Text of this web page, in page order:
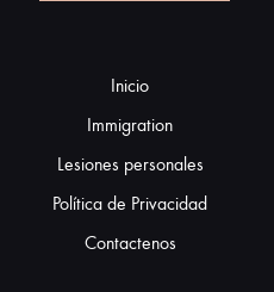
Inicio
Immigration
Lesiones personales
Política de Privacidad
Contactenos